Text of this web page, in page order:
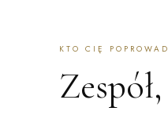
KTO CIĘ